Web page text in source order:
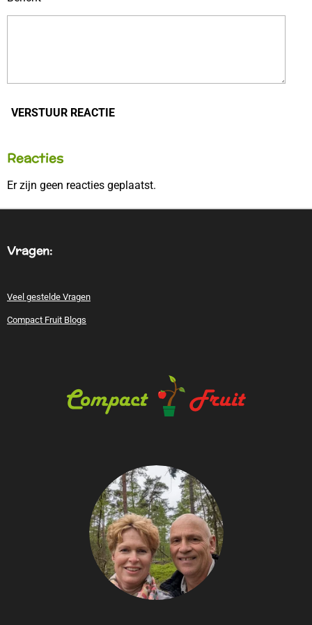
VERSTUUR REACTIE
Reacties
Er zijn geen reacties geplaatst.
Vragen:
Veel gestelde Vragen
Compact Fruit Blogs